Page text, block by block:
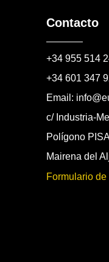
Contacto
+34 955 514
+34 601 347
Email:
c/ Industria-
Polígono
Mairena del
Formulario de